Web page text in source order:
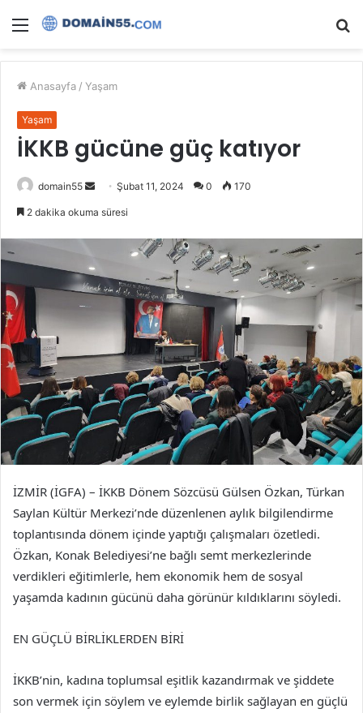
Menü
Anasayfa / Yaşam
Yaşam
İKKB gücüne güç katıyor
domain55
Bir
göndermek
Şubat 11, 2024 0 170
2 dakika okuma süresi
İZMİR (İGFA) – İKKB Dönem Sözcüsü Gülsen Özkan, Türkan
Saylan Kültür Merkezi’nde düzenlenen aylık bilgilendirme
toplantısında dönem içinde yaptığı çalışmaları özetledi.
Özkan, Konak Belediyesi’ne bağlı semt merkezlerinde
verdikleri eğitimlerle, hem ekonomik hem de sosyal
yaşamda kadının gücünü daha görünür kıldıklarını söyledi.
EN GÜÇLÜ BİRLİKLERDEN BİRİ
İKKB’nin, kadına toplumsal eşitlik kazandırmak ve şiddete
son vermek için söylem ve eylemde birlik sağlayan en güçlü